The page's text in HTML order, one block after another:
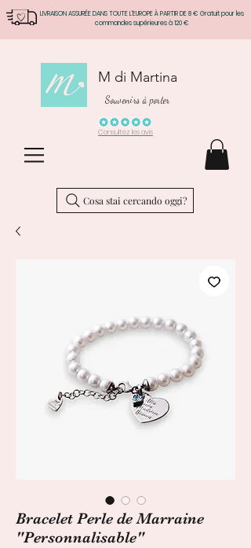
LIVRAISON ASSURÉE DANS TOUTE L'EUROPE À PARTIR DE 8 € Gratuit pour les
commandes supérieures à 120 €
M di Martina
Souvenirs à porter
Consultez les avis
Cosa stai cercando oggi?
Bracelet Perle de Marraine
"Personnalisable"